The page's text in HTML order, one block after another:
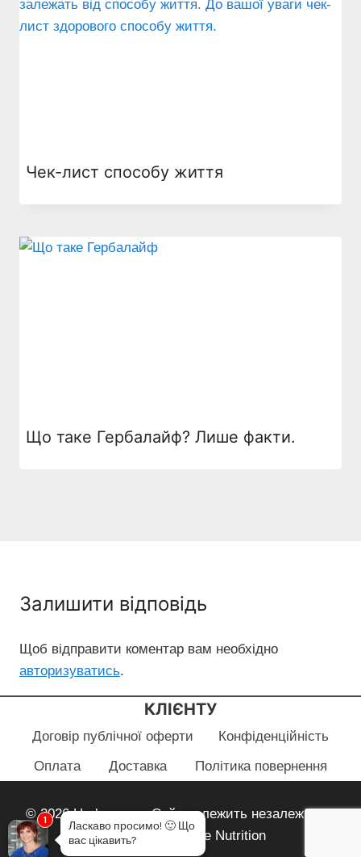
Чек-лист способу життя
Що таке Гербалайф? Лише факти.
Залишити відповідь
Щоб відправити коментар вам необхідно
авторизуватись.
КЛІЄНТУ
Договір публічної оферти
Конфіденційність
Оплата
Доставка Політика повернення
© 2026 Herbayana - Сайт належить незалежному
партнеру Herbalife Nutrition
1 Ласкаво просимо! 🙂 Що
вас цікавить?